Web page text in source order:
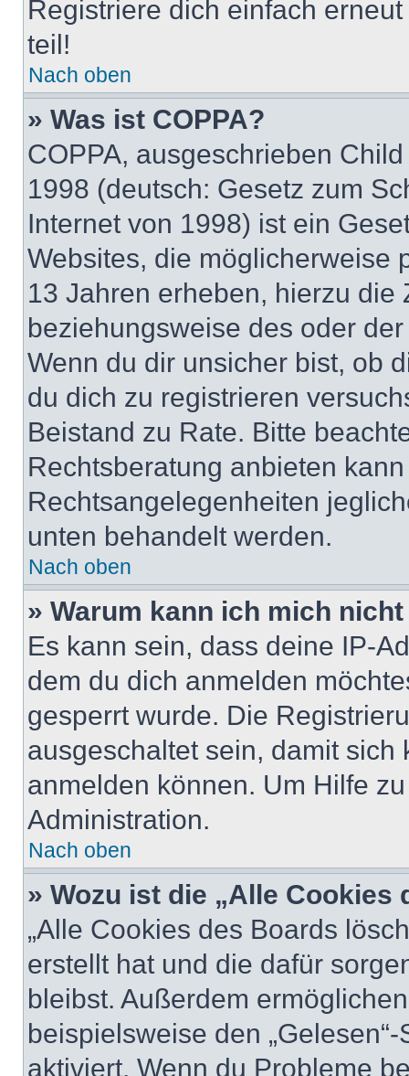
Registriere dich einfach
teil!
Nach oben
» Was ist COPPA?
COPPA, ausgeschrieben
1998 (deutsch: Gesetz zum
Internet von 1998) ist ein
Websites, die möglicherweise
13 Jahren erheben, hierzu die
beziehungsweise des oder
Wenn du dir unsicher bist, ob
du dich zu registrieren
Beistand zu Rate. Bitte
Rechtsberatung anbieten
Rechtsangelegenheiten
unten behandelt werden.
Nach oben
» Warum kann ich mich
Es kann sein, dass deine IP-
dem du dich anmelden
gesperrt wurde. Die
ausgeschaltet sein, damit
anmelden können. Um Hilfe
Administration.
Nach oben
» Wozu ist die „Alle
„Alle Cookies des Boards
erstellt hat und die dafür
bleibst. Außerdem
beispielsweise den
aktiviert. Wenn du Probleme